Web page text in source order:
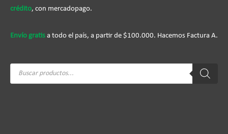
crédito, con mercadopago.
Envío gratis a todo el país, a partir de $100.000. Hacemos Factura A.
Búsqueda